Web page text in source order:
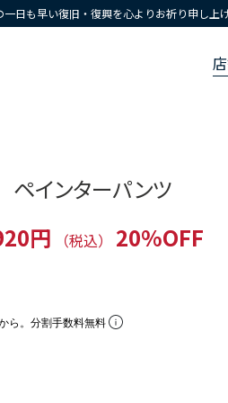
日も早い復旧・復興を心よりお祈り申し上げ
インターパンツ
円 （税込）
20%OFF
ら。分割手数料無料